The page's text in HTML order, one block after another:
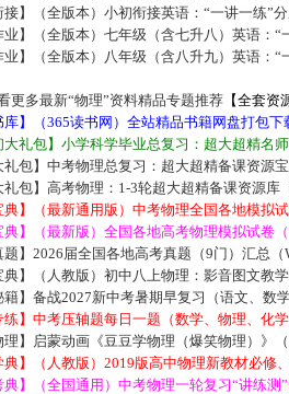
接】（全版本）小初衔接英语：“一讲一练”
业】（全版本）七年级（含七升八）英语：“
业】（全版本）八年级（含八升九）英语：“
更多最新“物理”资料精品专题推荐【全套资
库】（365读书网）全站精品书籍网盘打包下
大礼包】小学科学毕业总复习：超大超精名
礼包】中考物理总复习：超大超精备课资源
礼包】高考物理：1-3轮超大超精备课资源库
典】（最新通用版）中考物理全国各地模拟
典】（最新版）全国各地高考物理模拟试卷
题】2026届全国各地高考真题（9门）汇总（
典】（人教版）初中八上物理：影音图文教
籍】备战2027新中考暑期早复习（语文、数
练】中考压轴题每日一题（数学、物理、化
理】启蒙动画《豆豆学物理（爆笑物理）》
典】（人教版）2019版高中物理新教材必修
典】（全国通用）中考物理一轮复习“讲练测